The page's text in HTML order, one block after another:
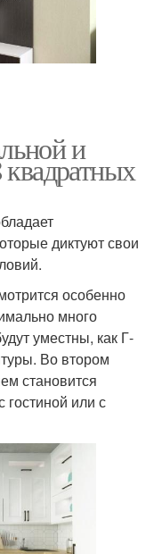
и
квадратных
диктуют свои
особенно
много
уместны, как Г-
Во втором
становится
гостиной или с